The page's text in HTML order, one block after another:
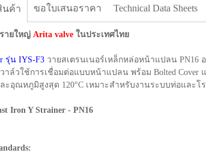
นค้า ขอใบเสนอราคา Technical Data Sheets
ายใหญ่ Arita valve ในประเทศไทย
รุ่น IYS-F3 วายสเตรนเนอร์เหล็กหล่อหน้าแปลน
าล์วใช้การเชื่อมต่อแบบหน้าแปลน พร้อม Bolted Cover
ะอุณหภูมิสูงสุด 120°C เหมาะสำหรับงานระบบท่อและโ
Iron Y Strainer - PN16